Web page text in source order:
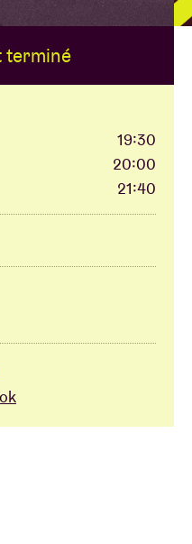
terminé
19:30
20:00
21:40